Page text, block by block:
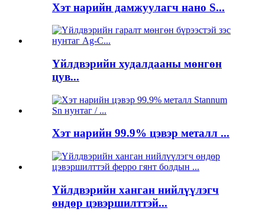
Хэт нарийн дамжуулагч нано S...
Үйлдвэрийн худалдааны мөнгөн
цув...
Хэт нарийн 99.9% цэвэр металл ...
Үйлдвэрийн ханган нийлүүлэгч
өндөр цэвэршилттэй...